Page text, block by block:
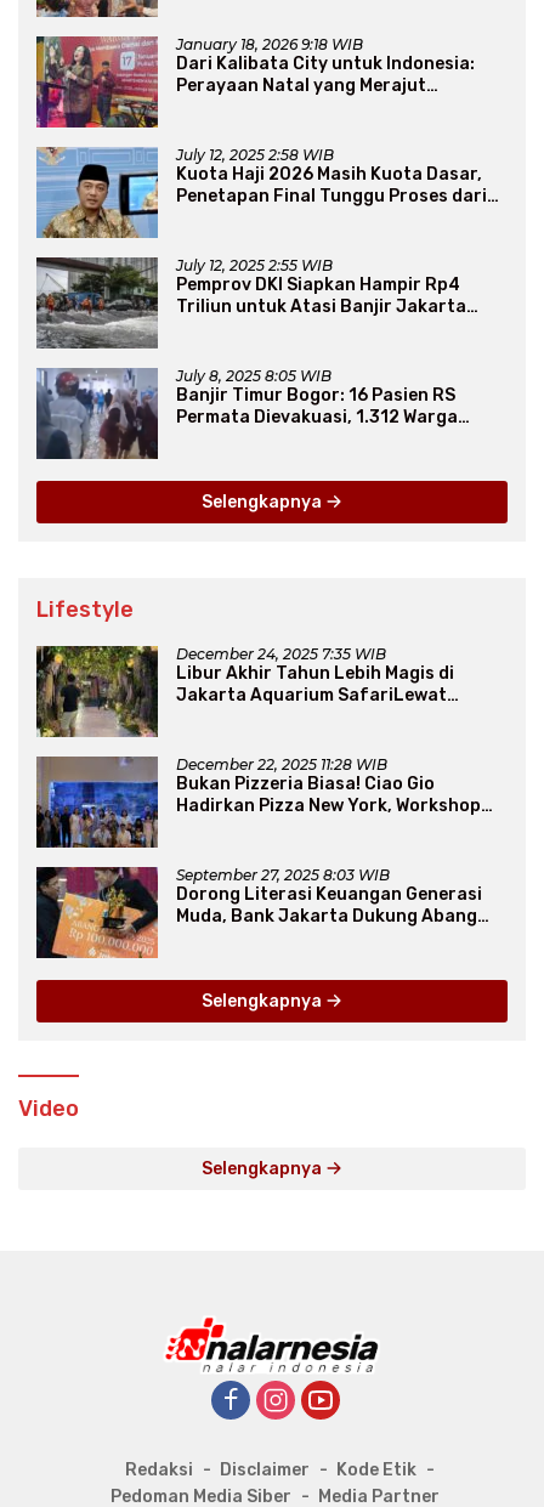
January 18, 2026 9:18 WIB
Dari Kalibata City untuk Indonesia:
Perayaan Natal yang Merajut
July 12, 2025 2:58 WIB
Kuota Haji 2026 Masih Kuota Dasar,
Penetapan Final Tunggu Proses dari
July 12, 2025 2:55 WIB
Pemprov DKI Siapkan Hampir Rp4
Triliun untuk Atasi Banjir Jakarta
July 8, 2025 8:05 WIB
Banjir Timur Bogor: 16 Pasien RS
Permata Dievakuasi, 1.312 Warga
Selengkapnya
Lifestyle
December 24, 2025 7:35 WIB
Libur Akhir Tahun Lebih Magis di
Jakarta Aquarium SafariLewat
December 22, 2025 11:28 WIB
Bukan Pizzeria Biasa! Ciao Gio
Hadirkan Pizza New York, Workshop
September 27, 2025 8:03 WIB
Dorong Literasi Keuangan Generasi
Muda, Bank Jakarta Dukung Abang
Selengkapnya
Video
Selengkapnya
Redaksi Disclaimer
Kode Etik
Pedoman Media Siber
Media Partner